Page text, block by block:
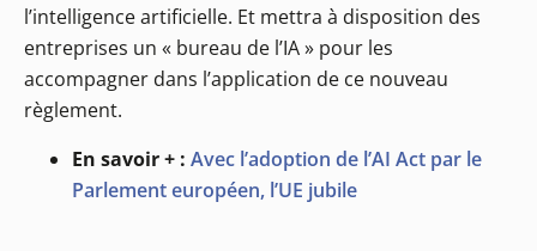
l’intelligence artificielle. Et mettra à disposition des
entreprises un « bureau de l’IA » pour les
accompagner dans l’application de ce nouveau
règlement.
En savoir + : Avec l’adoption de l’AI Act par le
Parlement européen, l’UE jubile